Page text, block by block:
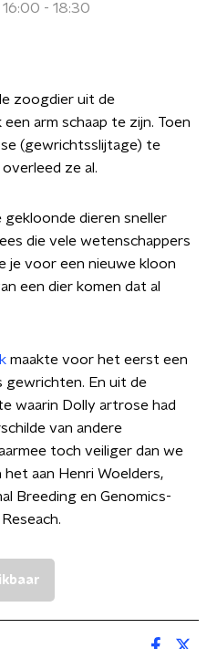
- 18:30
zoogdier uit de
arm schaap te zijn. Toen
(gewrichtsslijtage) te
ze al.
dieren sneller
die vele wetenschappers
je voor een nieuwe kloon
een dier komen dat al
maakte voor het eerst een
gewrichten. En uit de
waarin Dolly artrose had
van andere
toch veiliger dan we
aan Henri Woelders,
Breeding en Genomics-